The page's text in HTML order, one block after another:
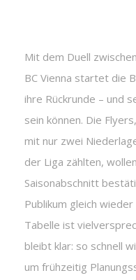
Mit dem Duell
BC Vienna startet die
ihre Rückrunde – und
sein können. Die
mit nur zwei
der Liga zählten,
Saisonabschnitt
Publikum gleich
Tabelle ist
bleibt klar: so schnell
um frühzeitig